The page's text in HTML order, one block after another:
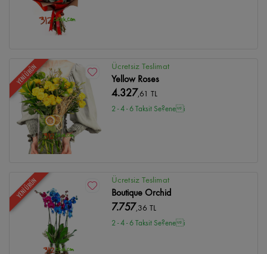
YENİ ÜRÜN Ücretsiz Teslimat
Yellow Roses
4.327,61 TL
2 - 4 - 6 Taksit Se?enei
YENİ ÜRÜN Ücretsiz Teslimat
Boutique Orchid
7.757,36 TL
2 - 4 - 6 Taksit Se?enei